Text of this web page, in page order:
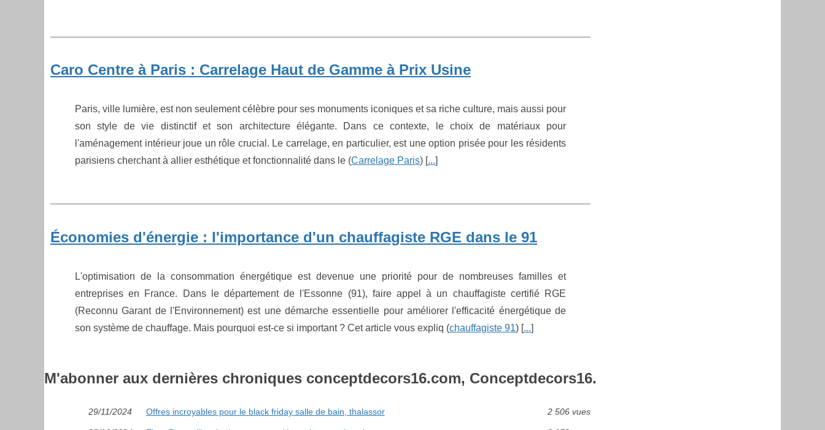
Caro Centre à Paris : Carrelage Haut de Gamme à Prix Usine
Paris, ville lumière, est non seulement célèbre pour ses monuments iconiques et sa riche culture, mais aussi pour
son style de vie distinctif et son architecture élégante. Dans ce contexte, le choix de matériaux pour
l'aménagement intérieur joue un rôle crucial. Le carrelage, en particulier, est une option prisée pour les résidents
parisiens cherchant à allier esthétique et fonctionnalité dans le (Carrelage Paris) [...]
Économies d'énergie : l'importance d'un chauffagiste RGE dans le 91
L'optimisation de la consommation énergétique est devenue une priorité pour de nombreuses familles et
entreprises en France. Dans le département de l'Essonne (91), faire appel à un chauffagiste certifié RGE
(Reconnu Garant de l'Environnement) est une démarche essentielle pour améliorer l'efficacité énergétique de
son système de chauffage. Mais pourquoi est-ce si important ? Cet article vous expliq (chauffagiste 91) [...]
M'abonner aux dernières chroniques conceptdecors16.com, Conceptdecors16.
29/11/2024 Offres incroyables pour le black friday salle de bain, thalassor 2 506 vues